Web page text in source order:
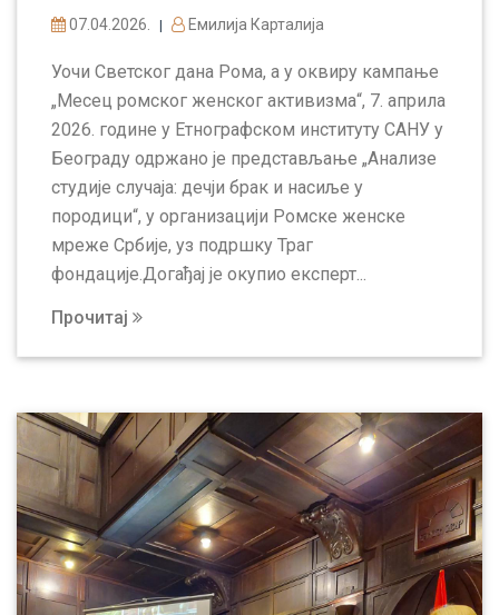
07.04.2026. Емилија Карталија
Уочи Светског дана Рома, a у оквиру кампање
„Месец ромског женског активизма“, 7. априла
2026. године у Етнографском институту САНУ у
Београду одржано је представљање „Анализе
студије случаја: дечји брак и насиље у
породици“, у организацији Ромске женске
мреже Србије, уз подршку Траг
фондације.Догађај је окупио експерт...
Прочитај